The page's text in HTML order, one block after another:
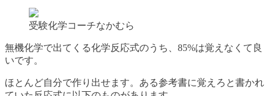
受験化学コーチなかむら
無機化学で出てくる化学反応式のうち、85%は覚えなくて良
いです。
ほとんど自分で作り出せます。ある参考書に覚えろと書かれ